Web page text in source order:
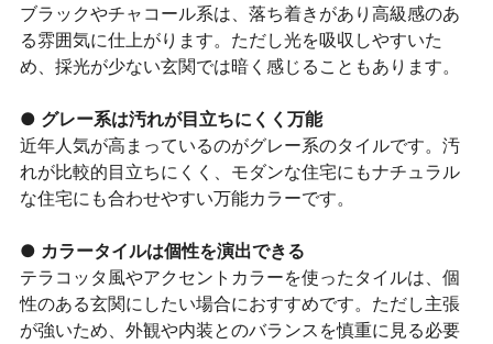
ブラックやチャコール系は、落ち着きがあり高級感のあ
る雰囲気に仕上がります。ただし光を吸収しやすいた
め、採光が少ない玄関では暗く感じることもあります。
● グレー系は汚れが目立ちにくく万能
近年人気が高まっているのがグレー系のタイルです。汚
れが比較的目立ちにくく、モダンな住宅にもナチュラル
な住宅にも合わせやすい万能カラーです。
● カラータイルは個性を演出できる
テラコッタ風やアクセントカラーを使ったタイルは、個
性のある玄関にしたい場合におすすめです。ただし主張
が強いため、外観や内装とのバランスを慎重に見る必要